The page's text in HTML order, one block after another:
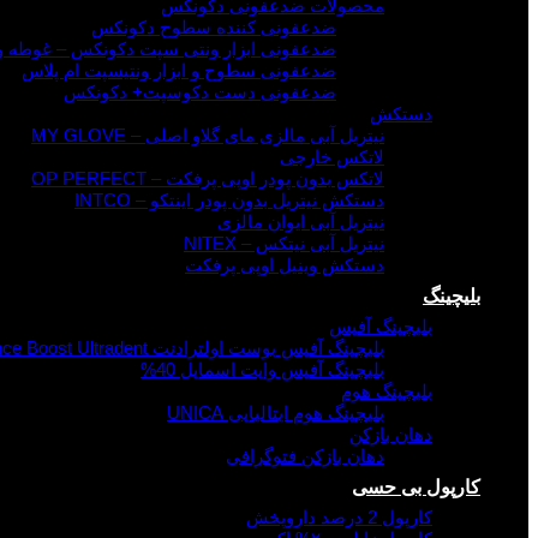
محصولات ضدعفونی دکونکس
ضدعفونی کننده سطوح دکونکس
ضدعفونی ابزار ونتی سپت دکونکس – غوطه
ضدعفونی سطوح و ابزار ونتیسپت ام پلاس
ضدعفونی دست دکوسپت+ دکونکس
دستکش
نیتریل آبی مالزی مای گلاو اصلی – MY GLOVE
لاتکس خارجی
لاتکس بدون پودر اوپی پرفکت – OP PERFECT
دستکش نیتریل بدون پودر اینتکو – INTCO
نیتریل آبی ایوان مالزی
نیتریل آبی نیتکس – NITEX
دستکش وینیل اوپی پرفکت
بلیچینگ
بلیچینگ آفیس
بلیچینگ آفیس بوست اولترادنت Opalescence Boost Ultradent
بلیچینگ آفیس وایت اسمایل 40%
بلیچینگ هوم
بلیچینگ هوم ایتالیایی UNICA
دهان بازکن
دهان بازکن فتوگرافی
کارپول بی حسی
کارپول 2 درصد داروپخش